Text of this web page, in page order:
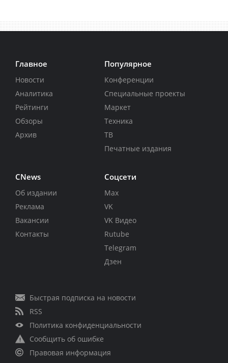
Главное
Новости
Аналитика
Рейтинги
Обзоры
Архив
Популярное
Конференции
Специальные проекты
Маркет
Техника
ТВ
Печатные издания
CNews
Об издании
Реклама
Вакансии
Контакты
Соцсети
Max
VK
VK Видео
Rutube
Telegram
Дзен
Быстрая подписка на новости
RSS
Политика конфиденциальности
Сообщить об ошибке
Правовая информация